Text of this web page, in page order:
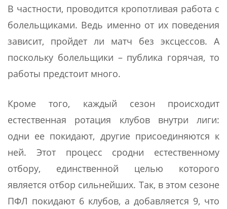
В частности, проводится кропотливая работа с
болельщиками. Ведь именно от их поведения
зависит, пройдет ли матч без эксцессов. А
поскольку болельщики – публика горячая, то
работы предстоит много.
Кроме того, каждый сезон происходит
естественная ротация клубов внутри лиги:
одни ее покидают, другие присоединяются к
ней. Этот процесс сродни естественному
отбору, единственной целью которого
является отбор сильнейших. Так, в этом сезоне
ПФЛ покидают 6 клубов, а добавляется 9, что